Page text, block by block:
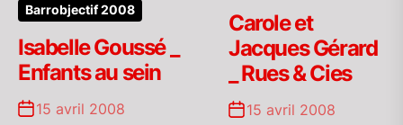
Barrobjectif 2008
Isabelle Goussé _
Enfants au sein
15 avril 2008
Carole et
Jacques Gérard
_ Rues & Cies
15 avril 2008